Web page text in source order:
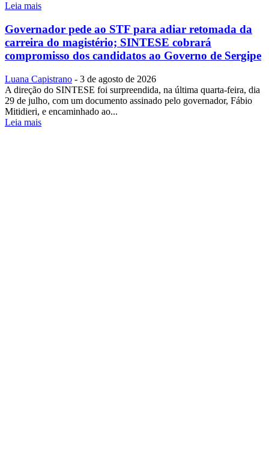
Leia mais
Governador pede ao STF para adiar retomada da
carreira do magistério; SINTESE cobrará
compromisso dos candidatos ao Governo de Sergipe
Luana Capistrano - 3 de agosto de 2026
A direção do SINTESE foi surpreendida, na última quarta-feira, dia
29 de julho, com um documento assinado pelo governador, Fábio
Mitidieri, e encaminhado ao...
Leia mais